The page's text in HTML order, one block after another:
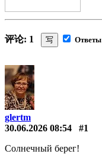
评论: 1 写 Ответы
glertm
30.06.2026 08:54
#1
Солнечный берег!